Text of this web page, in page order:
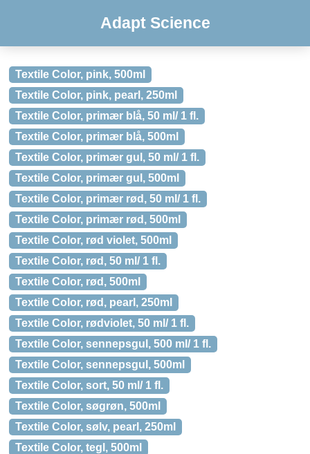
Adapt Science
Textile Color, pink, 500ml
Textile Color, pink, pearl, 250ml
Textile Color, primær blå, 50 ml/ 1 fl.
Textile Color, primær blå, 500ml
Textile Color, primær gul, 50 ml/ 1 fl.
Textile Color, primær gul, 500ml
Textile Color, primær rød, 50 ml/ 1 fl.
Textile Color, primær rød, 500ml
Textile Color, rød violet, 500ml
Textile Color, rød, 50 ml/ 1 fl.
Textile Color, rød, 500ml
Textile Color, rød, pearl, 250ml
Textile Color, rødviolet, 50 ml/ 1 fl.
Textile Color, sennepsgul, 500 ml/ 1 fl.
Textile Color, sennepsgul, 500ml
Textile Color, sort, 50 ml/ 1 fl.
Textile Color, søgrøn, 500ml
Textile Color, sølv, pearl, 250ml
Textile Color, tegl, 500ml